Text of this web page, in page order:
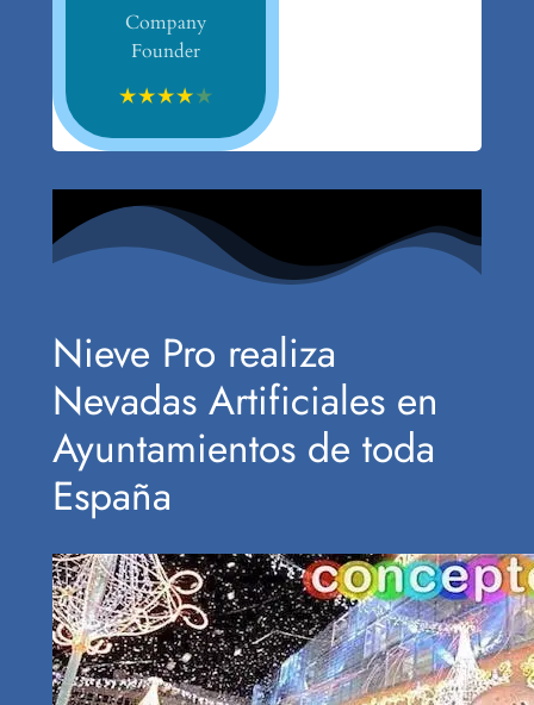
Company
Founder
★★★★★
Nieve Pro realiza
Nevadas Artificiales en
Ayuntamientos de toda
España